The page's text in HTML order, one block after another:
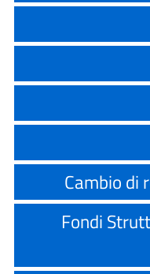
Cambio di
Fondi